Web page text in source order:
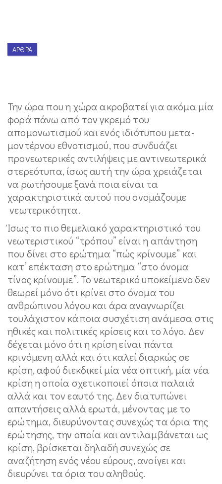
ΆΡΘΡΑ
Την ώρα που η χώρα ακροβατεί για ακόμα μία
φορά πάνω από τον γκρεμό του
απομονωτισμού και ενός ιδιότυπου μετα-
μοντέρνου εθνοτισμού, που συνδυάζει
προνεωτερικές αντιλήψεις με αντινεωτερικά
στερεότυπα, ίσως αυτή την ώρα χρειάζεται
να ρωτήσουμε ξανά ποια είναι τα
χαρακτηριστικά αυτού που ονομάζουμε
νεωτερικότητα.
Ίσως το πιο θεμελιακό χαρακτηριστικό του
νεωτεριστικού “τρόπου” είναι η απάντηση
που δίνει στο ερώτημα “πώς κρίνουμε” και
κατ’ επέκταση στο ερώτημα “στο όνομα
τίνος κρίνουμε”. Το νεωτερικό υποκείμενο δεν
θεωρεί μόνο ότι κρίνει στο όνομα του
ανθρώπινου λόγου και άρα αναγνωρίζει
τουλάχιστον κάποια συσχέτιση ανάμεσα στις
ηθικές και πολιτικές κρίσεις και το λόγο. Δεν
δέχεται μόνο ότι η κρίση είναι πάντα
κρινόμενη αλλά και ότι καλεί διαρκώς σε
κρίση, αφού διεκδικεί μία νέα οπτική, μία νέα
κρίση η οποία σχετικοποιεί όποια παλαιά
αλλά και τον εαυτό της. Δεν διατυπώνει
απαντήσεις αλλά ερωτά, μένοντας με το
ερώτημα, διευρύνοντας συνεχώς τα όρια της
ερώτησης, την οποία και αντιλαμβάνεται ως
κρίση, βρίσκεται δηλαδή συνεχώς σε
αναζήτηση ενός νέου εύρους, ανοίγει και
διευρύνει τα όρια του αληθούς.